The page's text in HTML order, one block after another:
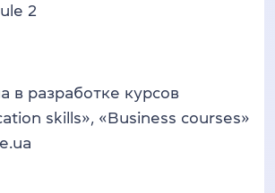
2
в разработке курсов
skills», «Business courses»